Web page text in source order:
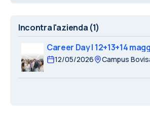
Incontra l'azienda (1)
Career Day | 12+13+14
12/05/2026 Campus